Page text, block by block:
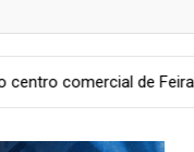
de Feira de Santana